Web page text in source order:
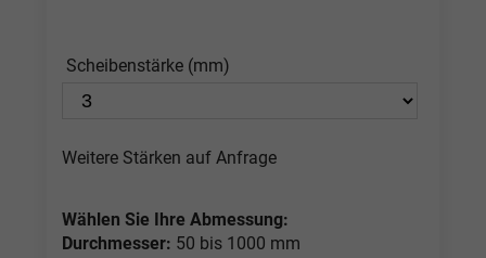
Scheibenstärke (mm)
Weitere Stärken auf Anfrage
Wählen Sie Ihre Abmessung:
Durchmesser: 50 bis 1000 mm